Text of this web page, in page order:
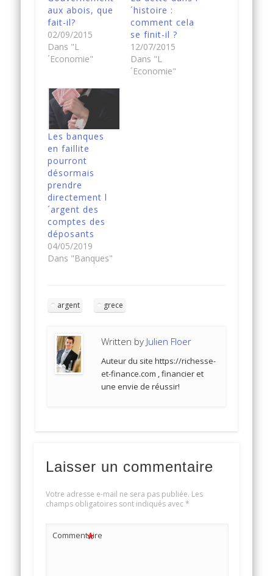
aux abois, que
fait-il?
02/09/2015
Dans "L
´Economie"
´histoire :
comment cela
se finit-il ?
12/07/2015
Dans "L
´Economie"
Les banques
en faillite
pourront
désormais
prendre
directement l
´argent des
comptes des
déposants
04/05/2019
Dans "Banques"
argent grece
Written by Julien Floer
Auteur du site https://richesse-
et-finance.com , financier et
une envie de réussir!
Laisser un commentaire
Votre adresse e-mail ne sera pas publiée. Les
champs obligatoires sont indiqués avec*
Commentaire
*